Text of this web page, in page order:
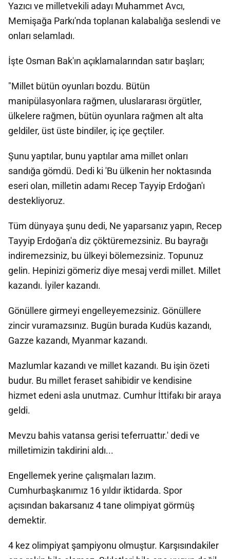
Yazıcı ve milletvekili adayı Muhammet Avcı,
Memişağa Parkı'nda toplanan kalabalığa seslendi ve
onları selamladı.
İşte Osman Bak'ın açıklamalarından satır başları;
"Millet bütün oyunları bozdu. Bütün
manipülasyonlara rağmen, uluslararası örgütler,
ülkelere rağmen, bütün oyunlara rağmen alt alta
geldiler, üst üste bindiler, iç içe geçtiler.
Şunu yaptılar, bunu yaptılar ama millet onları
sandığa gömdü. Dedi ki 'Bu ülkenin her noktasında
eseri olan, milletin adamı Recep Tayyip Erdoğan'ı
destekliyoruz.
Tüm dünyaya şunu dedi, Ne yaparsanız yapın, Recep
Tayyip Erdoğan'a diz çöktüremezsiniz. Bu bayrağı
indiremezsiniz, bu ülkeyi bölemezsiniz. Topunuz
gelin. Hepinizi gömeriz diye mesaj verdi millet. Millet
kazandı. İyiler kazandı.
Gönüllere girmeyi engelleyemezsiniz. Gönüllere
zincir vuramazsınız. Bugün burada Kudüs kazandı,
Gazze kazandı, Myanmar kazandı.
Mazlumlar kazandı ve millet kazandı. Bu işin özeti
budur. Bu millet feraset sahibidir ve kendisine
hizmet edeni asla unutmaz. Cumhur İttifakı bir araya
geldi.
Mevzu bahis vatansa gerisi teferruattır.' dedi ve
milletimizin takdirini aldı...
Engellemek yerine çalışmaları lazım.
Cumhurbaşkanımız 16 yıldır iktidarda. Spor
açısından bakarsanız 4 tane olimpiyat görmüş
demektir.
4 kez olimpiyat şampiyonu olmuştur. Karşısındakiler